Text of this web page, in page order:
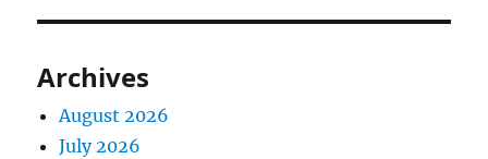
Archives
August 2026
July 2026